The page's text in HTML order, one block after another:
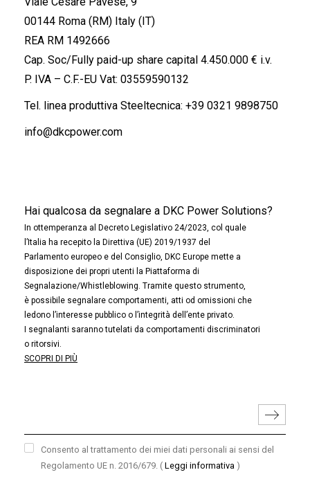
00144 Roma (RM) Italy (IT)
REA RM 1492666
Cap. Soc/Fully paid-up share capital 4.450.000 € i.v.
P. IVA – C.F.-EU Vat: 03559590132
Tel. linea produttiva Steeltecnica: +39 0321 9898750
info@dkcpower.com
Hai qualcosa da segnalare a DKC Power Solutions?
In ottemperanza al Decreto Legislativo 24/2023, col quale
l’Italia ha recepito la Direttiva (UE) 2019/1937 del
Parlamento europeo e del Consiglio, DKC Europe mette a
disposizione dei propri utenti la Piattaforma di
Segnalazione/Whistleblowing. Tramite questo strumento,
è possibile segnalare comportamenti, atti od omissioni che
ledono l’interesse pubblico o l’integrità dell’ente privato.
I segnalanti saranno tutelati da comportamenti discriminatori
o ritorsivi.
SCOPRI DI PIÙ
Consento al trattamento dei miei dati personali ai sensi del
Regolamento UE n. 2016/679. ( Leggi informativa )